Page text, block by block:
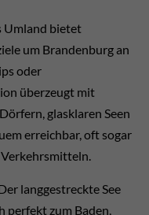
Umland bietet
um Brandenburg an
oder
überzeugt mit
glasklaren Seen
erreichbar, oft sogar
langgestreckte See
perfekt zum Baden,